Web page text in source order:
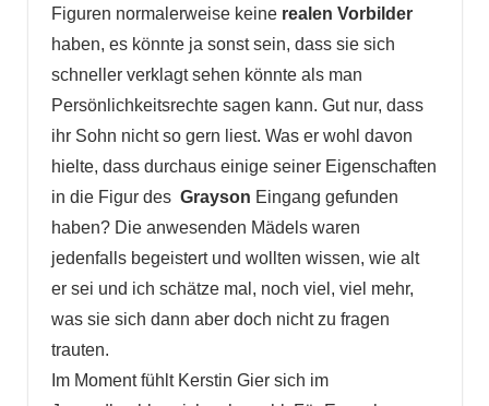
Figuren normalerweise keine realen Vorbilder
haben, es könnte ja sonst sein, dass sie sich
schneller verklagt sehen könnte als man
Persönlichkeitsrechte sagen kann. Gut nur, dass
ihr Sohn nicht so gern liest. Was er wohl davon
hielte, dass durchaus einige seiner Eigenschaften
in die Figur des Grayson Eingang gefunden
haben? Die anwesenden Mädels waren
jedenfalls begeistert und wollten wissen, wie alt
er sei und ich schätze mal, noch viel, viel mehr,
was sie sich dann aber doch nicht zu fragen
trauten.
Im Moment fühlt Kerstin Gier sich im